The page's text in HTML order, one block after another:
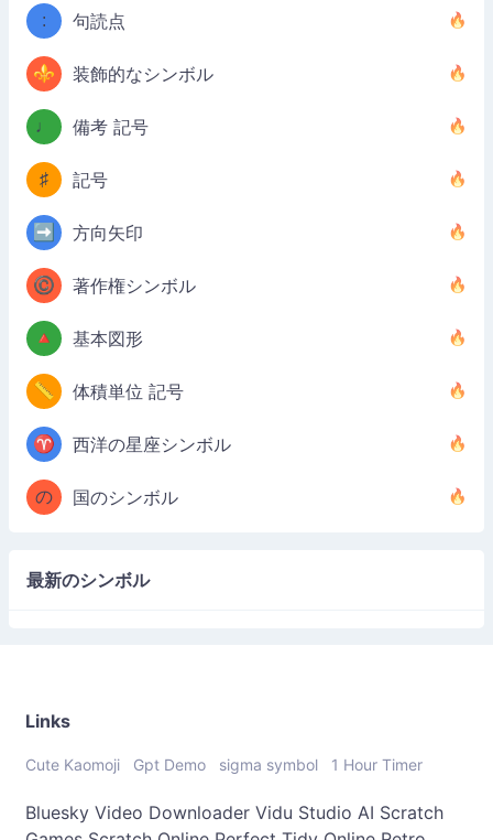
: 句読点
⚜ 装飾的なシンボル
♩ 備考 記号
♯ 記号
➡️ 方向矢印
©️ 著作権シンボル
🔺 基本図形
📏 体積単位 記号
♈ 西洋の星座シンボル
の 国のシンボル
最新のシンボル
Links
Cute Kaomoji Gpt Demo sigma symbol 1 Hour Timer
Bluesky Video Downloader Vidu Studio AI Scratch